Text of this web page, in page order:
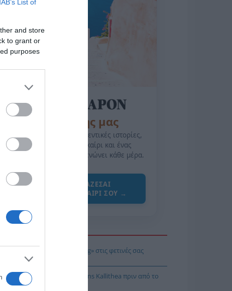
IAB’s List of
and store
to grant or
purposes
της Ζωής μας
Οι άνθρωποι, οι αυθεντικές ιστορίες,
το ελληνικό καλοκαίρι και ένας
πολιτισμός που μας ενώνει κάθε μέρα.
ΌΣΑ ΧΡΕΙΆΖΕΣΑΙ
ΓΙΑ ΤΟ ΚΑΛΟΚΑΊΡΙ ΣΟΥ →
Πώς να κάνετε «smart spending» στις φετινές σας
διακοπές
Πρόβα τζενεράλε με Athens Kallithea πριν από το
Super Cup